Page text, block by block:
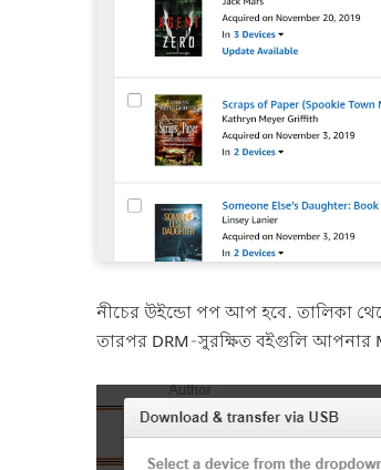
নীচের উইন্ডো পপ আপ হবে. তালিকা
তারপর DRM-সুরক্ষিত বইগুলি আপনার